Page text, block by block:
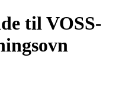
til VOSS-